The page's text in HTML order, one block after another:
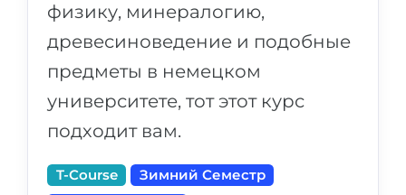
физику, минералогию,
древесиноведение и подобные
предметы в немецком
университете, тот этот курс
подходит вам.
T-Course
Зимний Семестр